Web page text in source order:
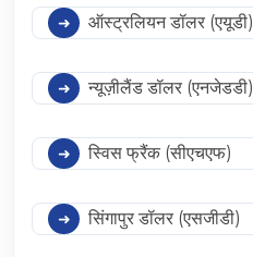
ऑस्ट्रलियन डॉलर (एयूडी)
न्यूज़ीलैंड डॉलर (एनजेडडी)
स्विस फ्रैंक (सीएचएफ)
सिंगापुर डॉलर (एसजीडी)